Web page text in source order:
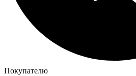
Покупателю